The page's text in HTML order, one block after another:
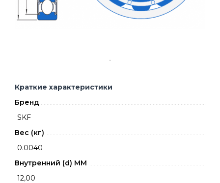
Краткие характеристики
Бренд
SKF
Вес (кг)
0.0040
Внутренний (d) ММ
12,00